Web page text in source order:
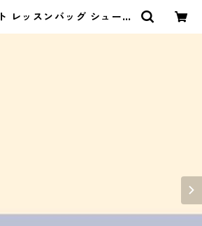
レッスンバッグ シューズ